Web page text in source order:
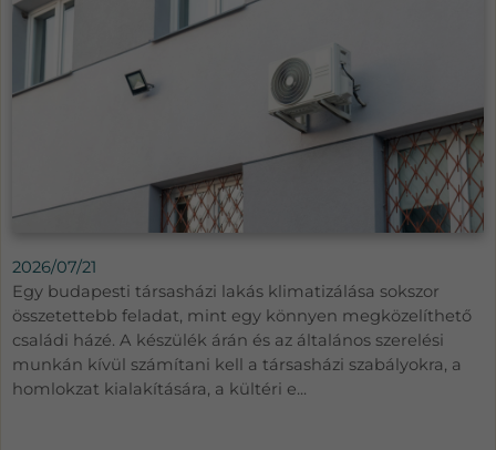
2026/07/21
Egy budapesti társasházi lakás klimatizálása sokszor
összetettebb feladat, mint egy könnyen megközelíthető
családi házé. A készülék árán és az általános szerelési
munkán kívül számítani kell a társasházi szabályokra, a
homlokzat kialakítására, a kültéri e...